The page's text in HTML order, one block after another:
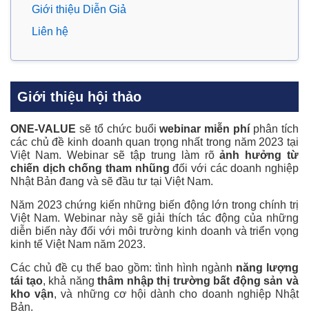
Giới thiệu Diễn Giả
Liên hệ
Giới thiệu hội thảo
ONE-VALUE sẽ tổ chức buổiwebinar miễn phí phân tích
các chủ đề kinh doanh quan trọng nhất trong năm 2023 tại
Việt Nam. Webinar sẽ tập trung làm rõảnh hưởng từ
chiến dịch chống tham nhũngđối với các doanh nghiệp
Nhật Bản đang và sẽ đầu tư tại Việt Nam.
Năm 2023 chứng kiến những biến động lớn trong chính trị
Việt Nam. Webinar này sẽ giải thích tác động của những
diễn biến này đối với môi trường kinh doanh và triển vọng
kinh tế Việt Nam năm 2023.
Các chủ đề cụ thể bao gồm: tình hình ngành năng lượng
tái tạo, khả năngthâm nhập thị trường bất động sản và
kho vận, và những cơ hội dành cho doanh nghiệp Nhật
Bản.